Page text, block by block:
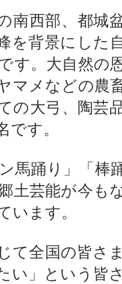
南西部、都城
を背景にした
す。大自然の
マメなどの農
の大弓、陶芸
です。
馬踊り」「棒
土芸能が今も
います。
て全国の皆さ
い」という皆